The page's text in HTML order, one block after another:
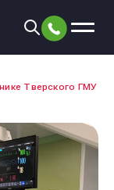
Тверского ГМУ